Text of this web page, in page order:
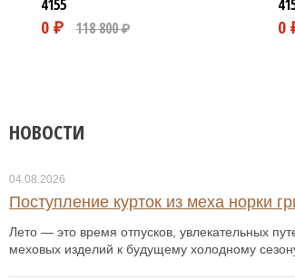
4155
НОВОСТИ
04.08.2026
Поступление курток из меха норки
Лето — это время отпусков, увлекательных
меховых изделий к будущему холодному